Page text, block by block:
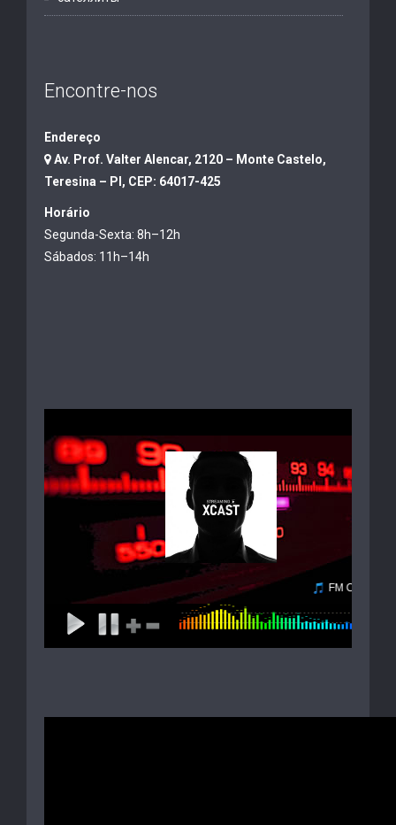
Encontre-nos
Endereço
Av. Prof. Valter Alencar, 2120 – Monte Castelo,
Teresina – PI, CEP: 64017-425
Horário
Segunda-Sexta: 8h–12h
Sábados: 11h–14h